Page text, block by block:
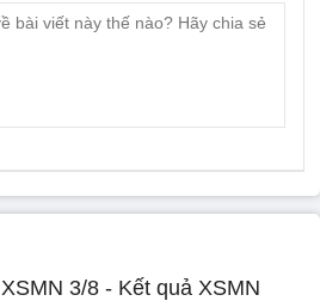
XSMN 3/8 - Kết quả XSMN